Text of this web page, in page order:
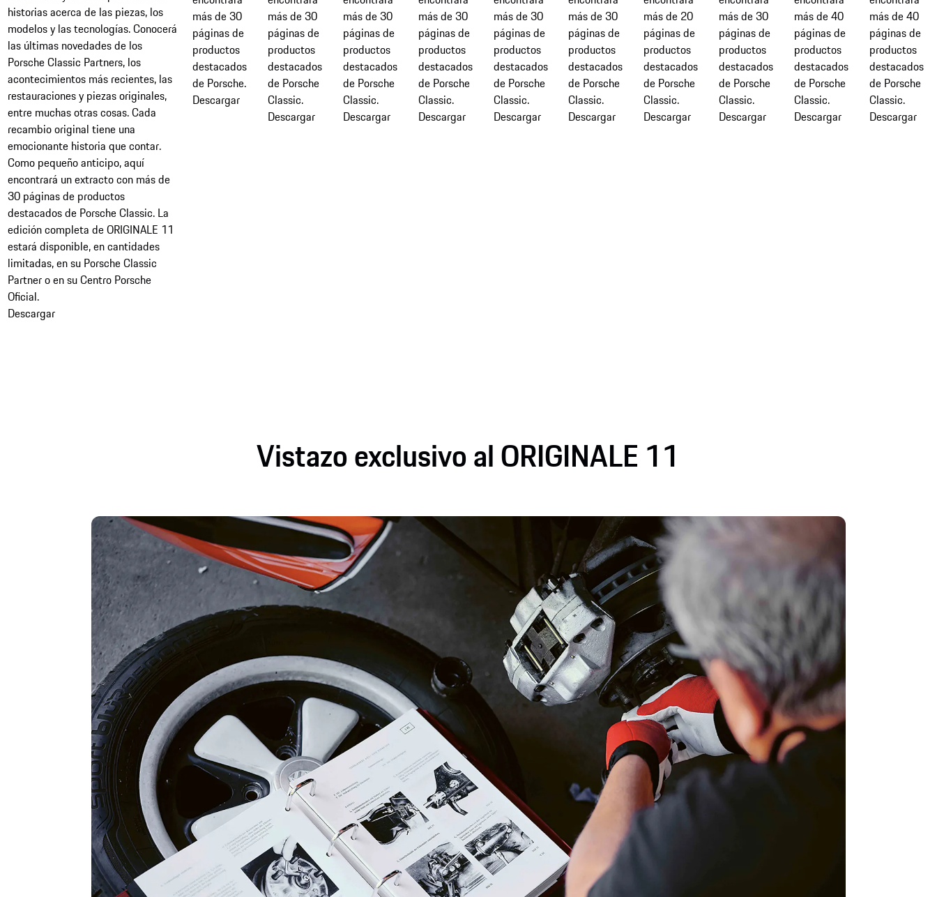
historias acerca de las piezas, los
modelos y las tecnologías. Conocerá
las últimas novedades de los
Porsche Classic Partners, los
acontecimientos más recientes, las
restauraciones y piezas originales,
entre muchas otras cosas. Cada
recambio original tiene una
emocionante historia que contar.
Como pequeño anticipo, aquí
encontrará un extracto con más de
30 páginas de productos
destacados de Porsche Classic. La
edición completa de ORIGINALE 11
estará disponible, en cantidades
limitadas, en su Porsche Classic
Partner o en su Centro Porsche
Oficial. ​​
Descargar
más de 30
páginas de
productos
destacados
de Porsche.​​
Descargar
más de 30
páginas de
productos
destacados
de Porsche
Classic.
Descargar
más de 30
páginas de
productos
destacados
de Porsche
Classic.
Descargar
más de 30
páginas de
productos
destacados
de Porsche
Classic.
Descargar
más de 30
páginas de
productos
destacados
de Porsche
Classic.
Descargar
más de 30
páginas de
productos
destacados
de Porsche
Classic.
Descargar
más de 20
páginas de
productos
destacados
de Porsche
Classic.
Descargar
más de 30
páginas de
productos
destacados
de Porsche
Classic.
Descargar
más de 40
páginas de
productos
destacados
de Porsche
Classic.
Descargar
más de 40
páginas de
productos
destacados
de Porsche
Classic.
Descargar
Vistazo exclusivo al ORIGINALE 11